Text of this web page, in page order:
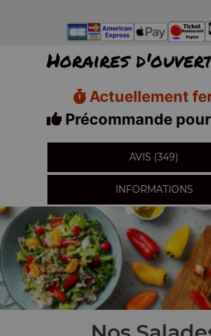
Horaires
Actuellement
Précommande
AVIS (349)
INFORMATIONS